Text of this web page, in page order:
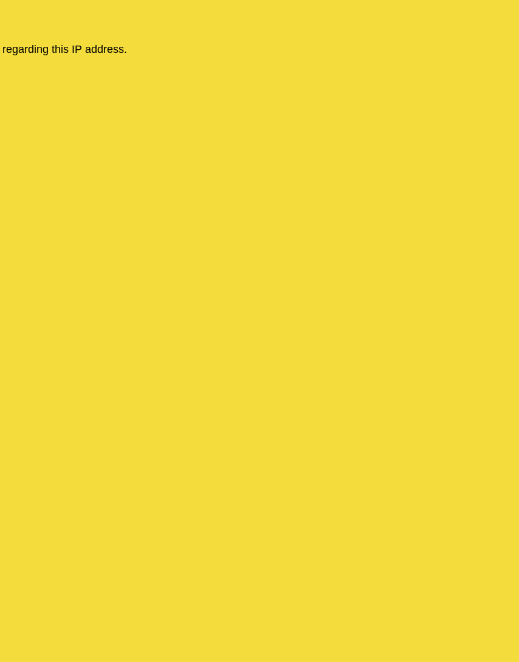
this IP address.